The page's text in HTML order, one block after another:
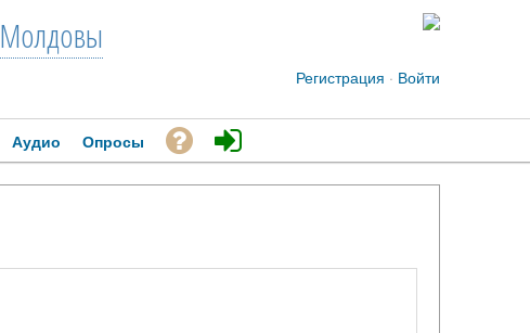
Молдовы
Регистрация · Войти
Аудио Опросы